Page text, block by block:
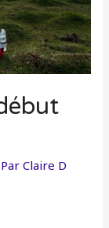
Claire D